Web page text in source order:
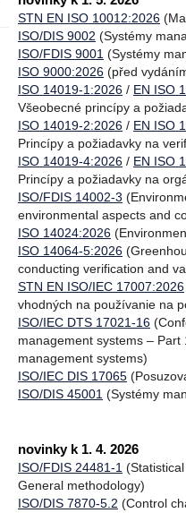
STN EN ISO 10012:2026
ISO/DIS 9002 (Systémy
ISO/FDIS 9001 (Systémy
ISO 9000:2026 (před
ISO 14019-1:2026 / EN ISO
Všeobecné princípy a
ISO 14019-2:2026 / EN ISO
Princípy a požiadavky na
ISO 14019-4:2026 / EN ISO
Princípy a požiadavky na
ISO/FDIS 14002-3
environmental aspects and
ISO 14024:2026
ISO 14064-5:2026
conducting verification and
STN EN ISO/IEC 17007:2026
vhodných na používanie na
ISO/IEC DTS 17021-16
management systems –
management systems)
ISO/IEC DIS 17065
ISO/DIS 45001 (Systémy
novinky k 1. 4. 2026
ISO/FDIS 24481-1
General methodology)
ISO/DIS 7870-5.2 (Control